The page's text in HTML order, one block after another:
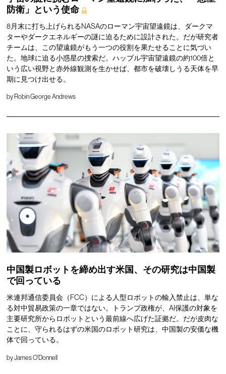
防衛」という使命
8月末に打ち上げられるNASAのローマン宇宙望遠鏡は、ダークマ
ターやダークエネルギーの謎に迫るために設計された。だが研究者
チームは、この望遠鏡がもう一つの役割を果たせることに気づい
た。地球に迫る小惑星の捜索だ。ハッブル宇宙望遠鏡の約100倍と
いう広い視野と赤外線観測を生かせば、都市を破壊しうる天体を早
期に見つけ出せる。
by Robin George Andrews
中国製ロボットを締め出す米国、その研究は中国製
で回っている
米連邦通信委員会（FCC）による人型ロボットの輸入禁止は、単な
る対中貿易政策の一章ではない。トランプ政権が、AI保護の対象を
主要研究所からロボットという最前線へ広げた証拠だ。だが皮肉な
ことに、守られるはずの米国のロボット研究は、中国製の安価な機
体で回っている。
byJames O'Donnell